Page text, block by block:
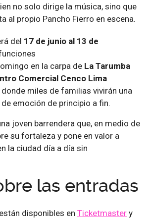
no solo dirige la música, sino que
al propio Pancho Fierro en escena.
del 1 7 de junio al 13 de
en la carpa de La Tarumba
Comercial Cenco Lima
donde miles de familias vivirán una
emoción de principio a fin.
joven barrendera que, en medio de
su fortaleza y pone en valor a
la ciudad día a día sin
las entradas
disponibles en Ticketmaster y